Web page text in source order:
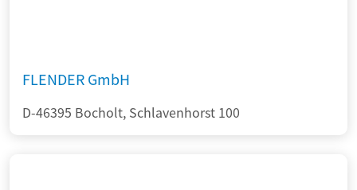
FLENDER GmbH
D-46395 Bocholt, Schlavenhorst 100